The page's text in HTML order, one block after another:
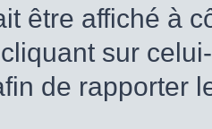
être affiché à
sur
de rapporter